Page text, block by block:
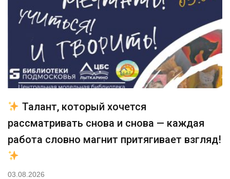
Талант, который хочется
рассматривать снова и снова — каждая
работа словно магнит притягивает взгляд!
03.08.2026